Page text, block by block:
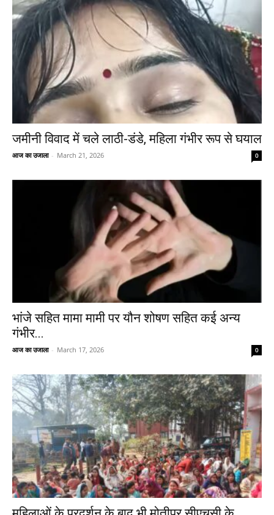
जमीनी विवाद में चले लाठी-डंडे, महिला गंभीर रूप से घयाल
आज का उजाला - March 21, 2026 0
भांजे सहित मामा मामी पर यौन शोषण सहित कई अन्य
गंभीर...
आज का उजाला - March 17, 2026 0